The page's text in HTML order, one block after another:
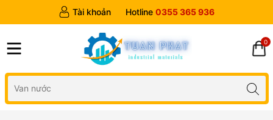
Tài khoản Hotline 0355 365 936
0